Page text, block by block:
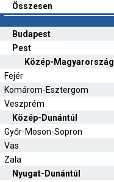
Összesen
Budapest
Pest
Közép-Magyarország
Fejér
Komárom-Esztergom
Veszprém
Közép-Dunántúl
Győr-Moson-Sopron
Vas
Zala
Nyugat-Dunántúl